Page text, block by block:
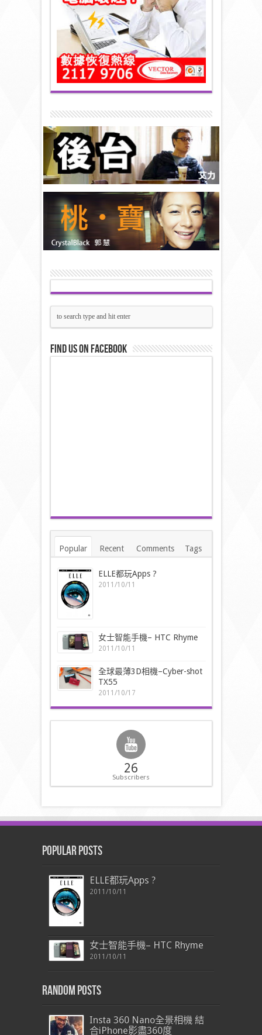
Find us on Facebook
Popular Recent Comments Tags
ELLE都玩Apps ?
2011/10/11
女士智能手機– HTC Rhyme
2011/10/11
全球最薄3D相機–Cyber-shot
TX55
2011/10/17
26
Subscribers
Popular Posts
ELLE都玩Apps ?
2011/10/11
女士智能手機– HTC Rhyme
2011/10/11
Random Posts
Insta 360 Nano全景相機 結
合iPhone影盡360度